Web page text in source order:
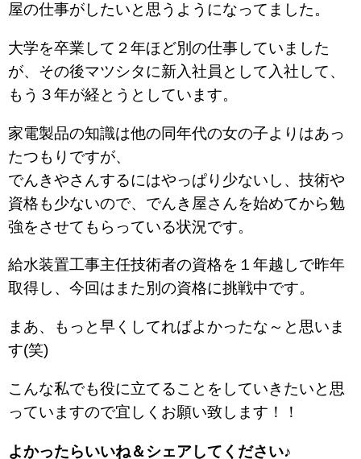
屋の仕事がしたいと思うようになってました。
大学を卒業して２年ほど別の仕事していました
が、その後マツシタに新入社員として入社して、
もう３年が経とうとしています。
家電製品の知識は他の同年代の女の子よりはあっ
たつもりですが、
でんきやさんするにはやっぱり少ないし、技術や
資格も少ないので、でんき屋さんを始めてから勉
強をさせてもらっている状況です。
給水装置工事主任技術者の資格を１年越しで昨年
取得し、今回はまた別の資格に挑戦中です。
まあ、もっと早くしてればよかったな～と思いま
す(笑)
こんな私でも役に立てることをしていきたいと思
っていますので宜しくお願い致します！！
よかったらいいね＆シェアしてください♪